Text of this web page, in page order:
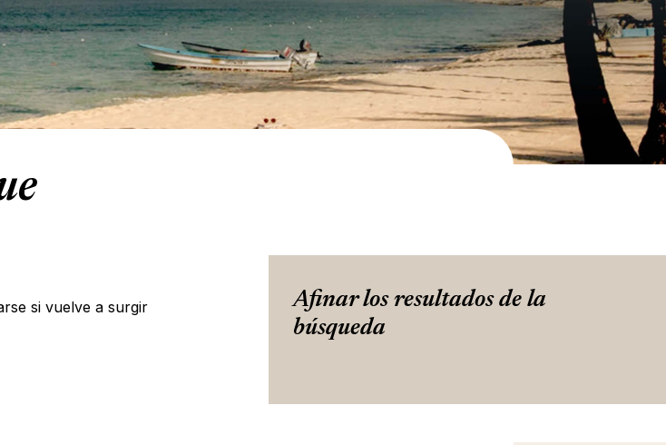
si vuelve a surgir
Afinar los resultados de la
búsqueda